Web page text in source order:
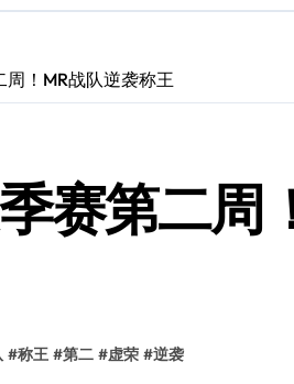
生活新起点
义精致新生活
周！MR战队逆袭称王
赛第二周
#称王 #第二 #虚荣 #逆袭